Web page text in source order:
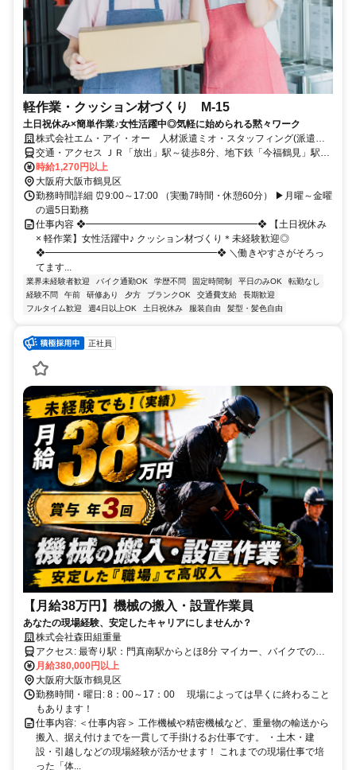
軽作業・クッション材づくり M-15
土日祝休み×簡単作業♪女性活躍中◎気軽に始められる黙々ワーク
株式会社エム・アイ・オー 人材派遣ミオ・スタッフィング(派遣先:
大阪市鶴見区)
交通・アクセス ＪＲ「放出」駅～徒歩8分、地下鉄「今福鶴見」駅～
徒歩12分／バイク通勤OK
時給1,270円以上
大阪府大阪市鶴見区
勤務時間詳細 ⏰9:00～17:00 （実働7時間・休憩60分） ▶月曜～金曜
の週5日勤務
仕事内容 ❖━━━━━━━━━━━━━━━━━━❖ 【土日祝休み
× 軽作業】女性活躍中♪ クッション材づくり＊未経験歓迎◎
❖━━━━━━━━━━━━━━━━━━❖ ＼働きやすさがそろっ
てます...
業界未経験者歓迎 バイク通勤OK 学歴不問 固定時間制 平日のみOK
転勤なし
経験不問
午前 研修あり 夕方 ブランクOK 交通費支給
長期歓迎
フルタイム歓迎
週4日以上OK 土日祝休み 服装自由 髪型・髪色自由
正社員
【月給38万円】機械の搬入・設置作業員
あなたの現場経験、安定したキャリアにしませんか？
株式会社森田組重量
アクセス: 最寄り駅：門真南駅からとほ8分 マイカー、バイクでの通
勤もちろんOKです！
月給380,000円以上
大阪府大阪市鶴見区
勤務時間・曜日: 8：00～17：00 現場によっては早くに終わること
もあります！
仕事内容: ＜仕事内容＞ 工作機械や精密機械など、重量物の輸送から
搬入、据え付けまでを一貫して手掛けるお仕事です。 ・土木・建
設・引越しなどの現場経験が活かせます！ これまでの現場仕事で培
った「体...